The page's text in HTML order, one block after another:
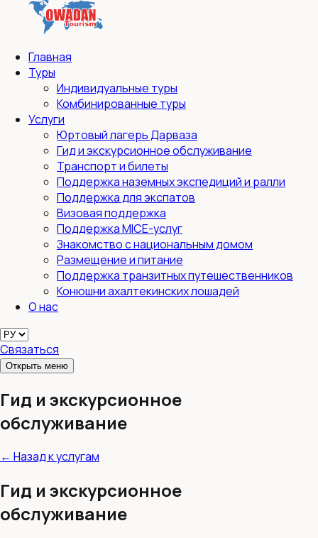
Главная
Туры
Индивидуальные туры
Комбинированные туры
Услуги
Юртовый лагерь Дарваза
Гид и экскурсионное обслуживание
Транспорт и билеты
Поддержка наземных экспедиций и ралли
Поддержка для экспатов
Визовая поддержка
Поддержка MICE-услуг
Знакомство с национальным домом
Размещение и питание
Поддержка транзитных путешественников
Конюшни ахалтекинских лошадей
О нас
Связаться
Открыть меню
Гид и экскурсионное
обслуживание
← Назад к услугам
Гид и экскурсионное
обслуживание